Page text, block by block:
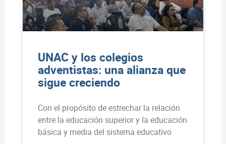
UNAC y los colegios
adventistas: una alianza que
sigue creciendo
Con el propósito de estrechar la relación
entre la educación superior y la educación
básica y media del sistema educativo